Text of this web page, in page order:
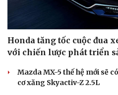
Honda tăng tốc cuộc đua
với chiến lược phát triển
Mazda MX-5 thế hệ mới sẽ
cơ xăng Skyactiv-Z 2.5L